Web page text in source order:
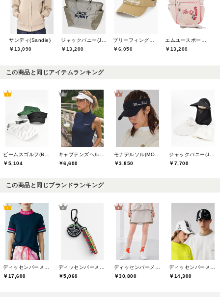
サンディ(Sandie)
￥13,090
￥13,200
￥6,050
￥13,200
この商品と同じアイテムランキング
￥5,104
￥6,600
￥3,850
￥7,700
この商品と同じブランドランキング
￥17,600
￥5,060
￥30,800
￥14,300